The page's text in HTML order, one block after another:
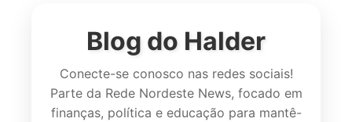
Blog do Halder
Conecte-se conosco nas redes sociais!
Parte da Rede Nordeste News, focado em
finanças, política e educação para mantê-